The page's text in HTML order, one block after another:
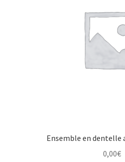
Ensemble en dentelle
0,00€